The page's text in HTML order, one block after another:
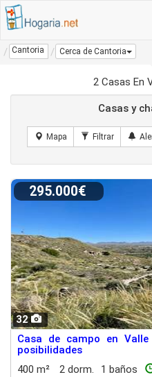
Cantoria Cerca de Cantoria
2 Casas En
Casas y
32
295.000€
Casa de campo en
posibilidades
400 m²
2 dorm. 1 baños